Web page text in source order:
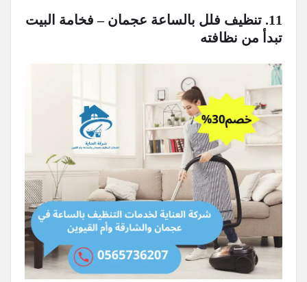
11. تنظيف فلل بالساعة عجمان – فخامة البيت
تبدأ من نظافته